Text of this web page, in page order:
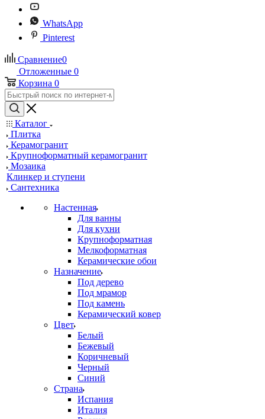
WhatsApp
Pinterest
Сравнение0
Отложенные 0
Корзина 0
Каталог
Плитка
Керамогранит
Крупноформатный керамогранит
Мозаика
Клинкер и ступени
Сантехника
Настенная
Для ванны
Для кухни
Крупноформатная
Мелкоформатная
Керамические обои
Назначение
Под дерево
Под мрамор
Под камень
Керамический ковер
Цвет
Белый
Бежевый
Коричневый
Черный
Синий
Страна
Испания
Италия